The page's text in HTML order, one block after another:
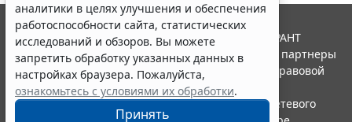
аналитики в целях улучшения и обеспечения
работоспособности сайта, статистических
исследований и обзоров. Вы можете
запретить обработку указанных данных в
настройках браузера. Пожалуйста,
ознакомьтесь с условиями их обработки.
Принять
© ООО "НПП "ГАРАНТ-СЕРВИС", 2026. Система ГАРАНТ
выпускается с 1990 года. Компания "Гарант" и ее партнеры
являются участниками Российской ассоциации правовой
информации ГАРАНТ.
Портал ГАРАНТ.РУ зарегистрирован в качестве сетевого